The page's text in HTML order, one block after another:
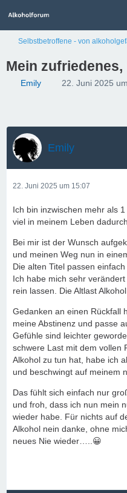
Selbstbetroffene - von
Mein
Emily 22. Juni 2025
Emily
22. Juni 2025 um 15:07
Ich bin inzwischen mehr als
viel in meinem Leben
Bei mir ist der Wunsch
und meinen Weg nun in
Die alten Titel passen
Ich habe mich sehr
rein lassen. Die Altlast
Gedanken an einen Rückfall
meine Abstinenz und passe
Gefühle sind leichter
schwere Last mit dem vollen
Alkohol zu tun hat, habe ich
und beschwingt auf meinem
Das fühlt sich einfach nur
und froh, dass ich nun mein
wieder habe. Für nichts auf
Alkohol nein danke, ohne
neues Nie wieder…..😀